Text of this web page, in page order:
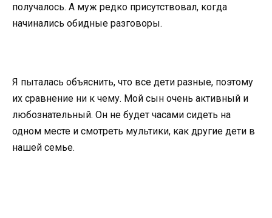
получалось. А муж редко присутствовал, когда
начинались обидные разговоры.
Я пыталась объяснить, что все дети разные, поэтому
их сравнение ни к чему. Мой сын очень активный и
любознательный. Он не будет часами сидеть на
одном месте и смотреть мультики, как другие дети в
нашей семье.